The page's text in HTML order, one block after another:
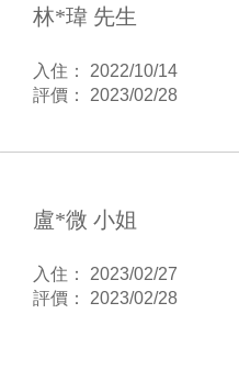
林*瑋 先生
入住： 2022/10/14
評價： 2023/02/28
盧*微 小姐
入住： 2023/02/27
評價： 2023/02/28